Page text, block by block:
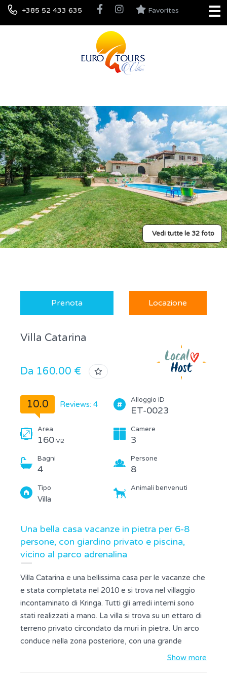
+385 52 433 635 Favorites
Vedi tutte le 32 foto
Prenota Locazione
Villa Catarina
Da 160.00 €
10.0 Reviews: 4 Alloggio ID
ET-0023
Area
160 M2
Camere
3
Bagni
4
Persone
8
Tipo
Villa
Animali benvenuti
Una bella casa vacanze in pietra per 6-8
persone, con giardino privato e piscina,
vicino al parco adrenalina
Villa Catarina e una bellissima casa per le vacanze che
e stata completata nel 2010 e si trova nel villaggio
incontaminato di Kringa. Tutti gli arredi interni sono
stati realizzati a mano. La villa si trova su un ettaro di
terreno privato circondato da muri in pietra. Un arco
conduce nella zona posteriore, con una grande
piscina, una terrazza coperta ideale per serateShow more